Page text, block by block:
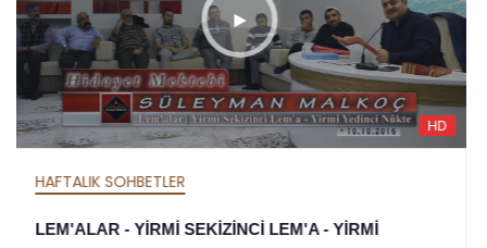
HAFTALIK SOHBETLER
MEKTUBAT - YİRMİ DOKUZUNCU MEKTUP -